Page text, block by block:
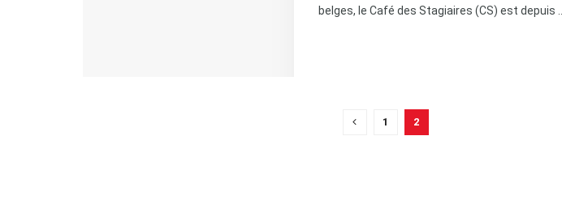
belges, le Café des Stagiaires (CS) est depuis ...
1 2